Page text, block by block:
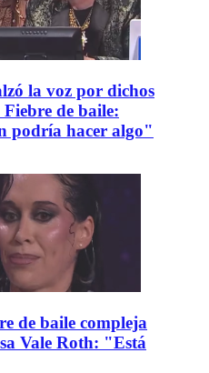
la voz por dichos
de baile:
podría hacer algo"
de baile compleja
Vale Roth: "Está